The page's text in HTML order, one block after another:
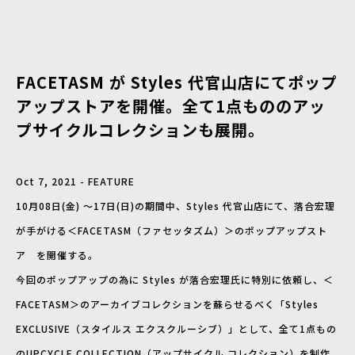
FACETASM が Styles 代官山店にてポップ
アップストアを開催。全て1点もののアッ
プサイクルコレクションも展開。
Oct 7, 2021 - FEATURE
10月08日(金) ～17日(日)の期間中、Styles 代官山店にて、落合宏理
が手がける＜FACETASM（ファセッタズム）＞のポップアップスト
ア を開催する。
今回のポップアップの為に Styles が落合宏理氏に特別に依頼し、＜
FACETASM＞のアーカイブコレクションを蘇らせるべく「Styles
EXCLUSIVE（スタイルス エクスクルーシブ）」として、全て1点もの